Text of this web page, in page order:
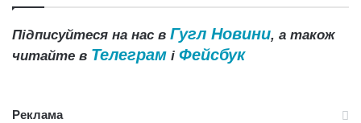
Підписуйтеся на нас в Гугл Новини, а також
читайте в Телеграм і Фейсбук
Реклама